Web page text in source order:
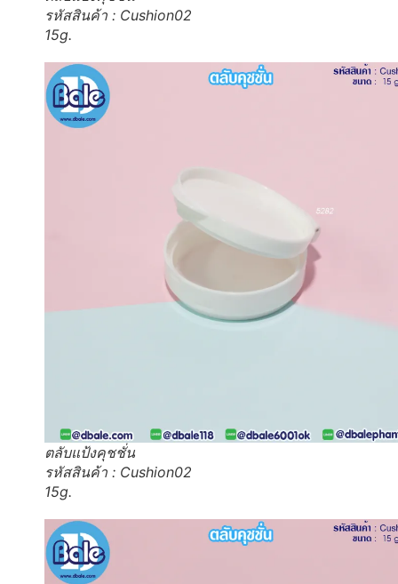
รหัสสินค้า : Cushion02
15g.
ตลับแป้งคุชชั่น
รหัสสินค้า : Cushion02
15g.